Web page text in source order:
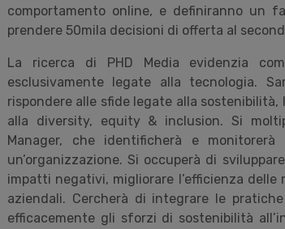
comportamento online, e definiranno un
prendere 50mila decisioni di offerta al
La ricerca di PHD Media evidenzia
esclusivamente legate alla tecnologia.
rispondere alle sfide legate alla
alla diversity, equity & inclusion. Si
Manager, che identificherà e
un’organizzazione. Si occuperà di
impatti negativi, migliorare l’efficienza delle
aziendali. Cercherà di integrare le
efficacemente gli sforzi di sostenibilità